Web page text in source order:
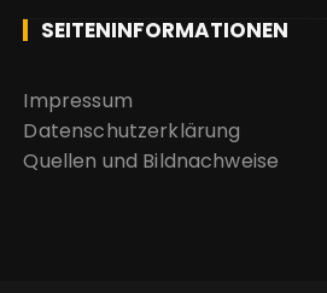
SEITENINFORMATIONEN
Impressum
Datenschutzerklärung
Quellen und Bildnachweise